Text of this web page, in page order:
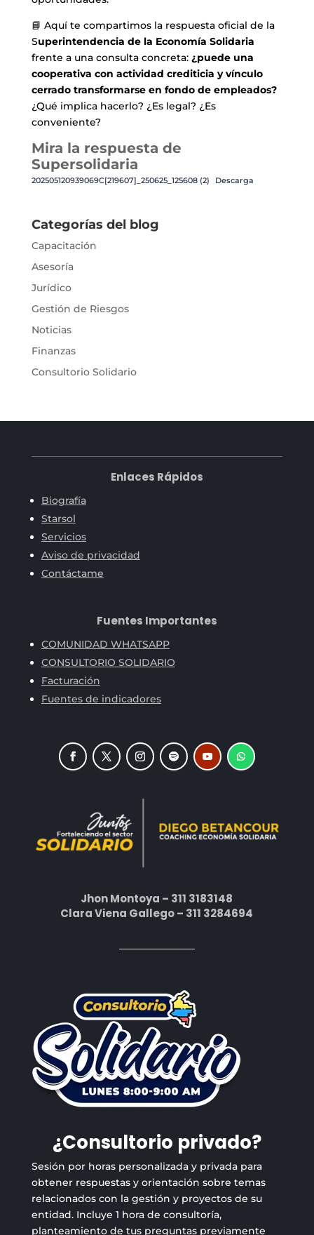
📘 Aquí te compartimos la respuesta oficial de la
Superintendencia de la Economía Solidaria
frente a una consulta concreta: ¿puede una
cooperativa con actividad crediticia y vínculo
cerrado transformarse en fondo de empleados?
¿Qué implica hacerlo? ¿Es legal? ¿Es
conveniente?
Mira la respuesta de
Supersolidaria
202505120939069C[219607]_250625_125608 (2) Descarga
Categorías del blog
Capacitación
Asesoría
Jurídico
Gestión de Riesgos
Noticias
Finanzas
Consultorio Solidario
Enlaces Rápidos
Biografía
Starsol
Servicios
Aviso de privacidad
Contáctame
Fuentes Importantes
COMUNIDAD WHATSAPP
CONSULTORIO SOLIDARIO
Facturación
Fuentes de indicadores
Jhon Montoya – 311 3183148
Clara Viena Gallego – 311 3284694
¿Consultorio privado?
Sesión por horas personalizada y privada para
obtener respuestas y orientación sobre temas
relacionados con la gestión y proyectos de su
entidad. Incluye 1 hora de consultoría,
planteamiento de tus preguntas previamente